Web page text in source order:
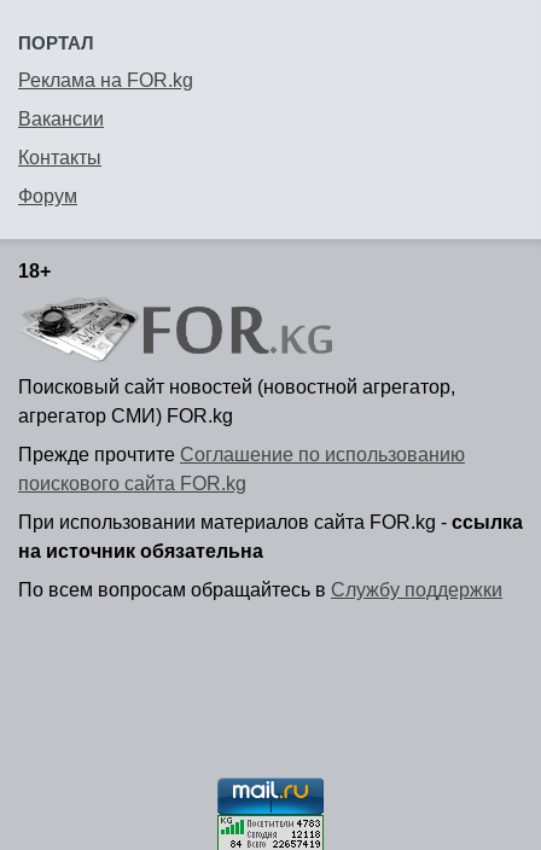
ПОРТАЛ
Реклама на FOR.kg
Вакансии
Контакты
Форум
18+
Поисковый сайт новостей (новостной агрегатор,
агрегатор СМИ) FOR.kg
Прежде прочтите Соглашение по использованию
поискового сайта FOR.kg
При использовании материалов сайта FOR.kg - ссылка
на источник обязательна
По всем вопросам обращайтесь в Службу поддержки